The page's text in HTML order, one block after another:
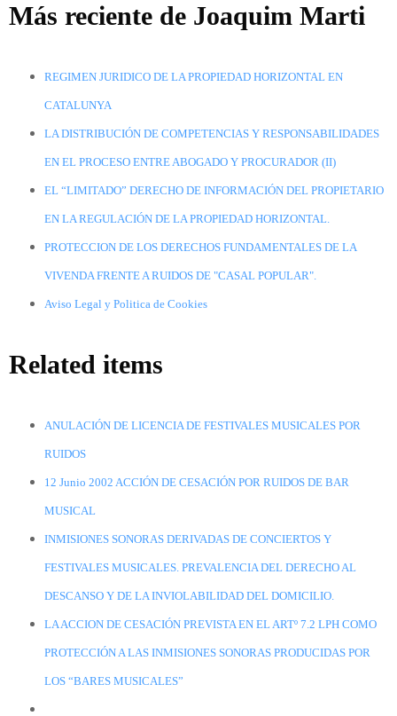
Más reciente de Joaquim Marti
REGIMEN JURIDICO DE LA PROPIEDAD HORIZONTAL EN
CATALUNYA
LA DISTRIBUCIÓN DE COMPETENCIAS Y RESPONSABILIDADES
EN EL PROCESO ENTRE ABOGADO Y PROCURADOR (II)
EL “LIMITADO” DERECHO DE INFORMACIÓN DEL PROPIETARIO
EN LA REGULACIÓN DE LA PROPIEDAD HORIZONTAL.
PROTECCION DE LOS DERECHOS FUNDAMENTALES DE LA
VIVENDA FRENTE A RUIDOS DE "CASAL POPULAR".
Aviso Legal y Politica de Cookies
Related items
ANULACIÓN DE LICENCIA DE FESTIVALES MUSICALES POR
RUIDOS
12 Junio 2002 ACCIÓN DE CESACIÓN POR RUIDOS DE BAR
MUSICAL
INMISIONES SONORAS DERIVADAS DE CONCIERTOS Y
FESTIVALES MUSICALES. PREVALENCIA DEL DERECHO AL
DESCANSO Y DE LA INVIOLABILIDAD DEL DOMICILIO.
LA ACCION DE CESACIÓN PREVISTA EN EL ARTº 7.2 LPH COMO
PROTECCIÓN A LAS INMISIONES SONORAS PRODUCIDAS POR
LOS “BARES MUSICALES”